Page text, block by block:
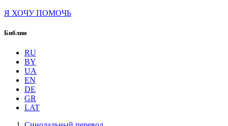
Я ХОЧУ ПОМОЧЬ
Библии
RU
BY
UA
EN
DE
GR
LAT